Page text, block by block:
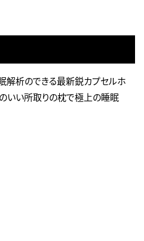
解析のできる最新鋭カプセルホ
い所取りの枕で極上の睡眠